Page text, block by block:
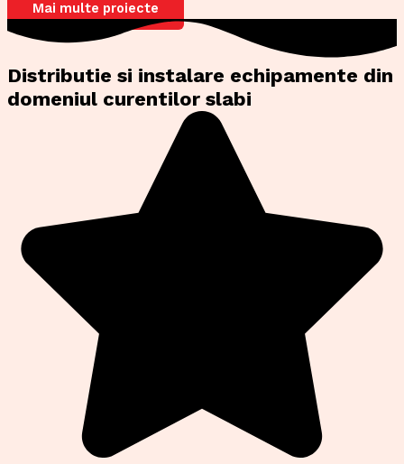
Mai multe proiecte
Distributie si instalare echipamente din
domeniul curentilor slabi